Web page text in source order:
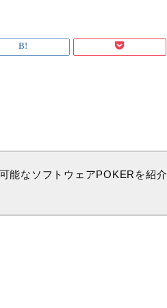
能なソフトウェアPOKERを紹介